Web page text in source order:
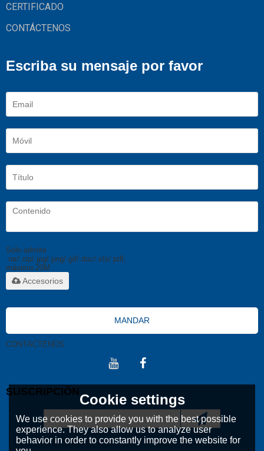
CERTIFICADO
CONTÁCTENOS
Escriba su mensaje por favor
Solo admite
.rar/.zip/.jpg/.png/.gif/.doc/.xls/.pdf,
máximo 20M
Accesorios
MANDAR
CONTÁCTENOS
SUSCRIPCIÓNCookie settings
We use cookies to provide you with the best possible
experience. They also allow us to analyze user
behavior in order to constantly improve the website for